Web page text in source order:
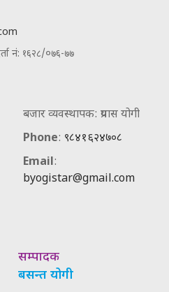
नं: १६२८/०७६-७७
बजार व्यवस्थापक: प्रयास योगी
Phone: ९८४१६२४७०८
Email:
byogistar@gmail.com
सम्पादक
बसन्त योगी